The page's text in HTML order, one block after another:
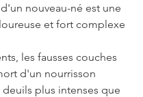
nouveau-né est une
et fort complexe
les fausses couches
d'un nourrisson
plus intenses que